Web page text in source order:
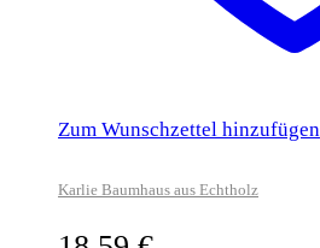
Zum Wunschzettel hinzufügen
Karlie Baumhaus aus Echtholz